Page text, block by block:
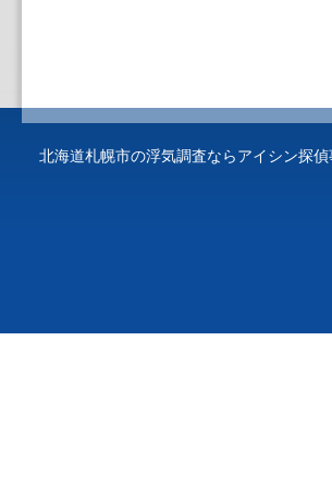
北海道札幌市の浮気調査ならアイシン探